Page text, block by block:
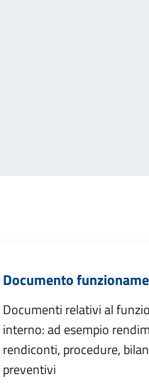
Documento
Documenti relativi al
interno: ad esempio
rendiconti, procedure,
preventivi